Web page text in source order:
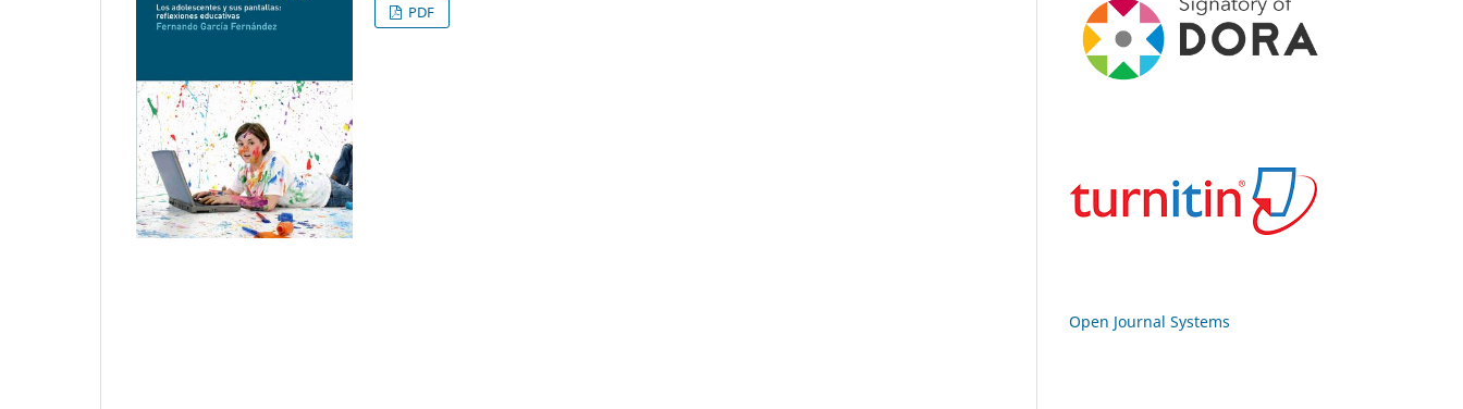
PDF
Open Journal Systems